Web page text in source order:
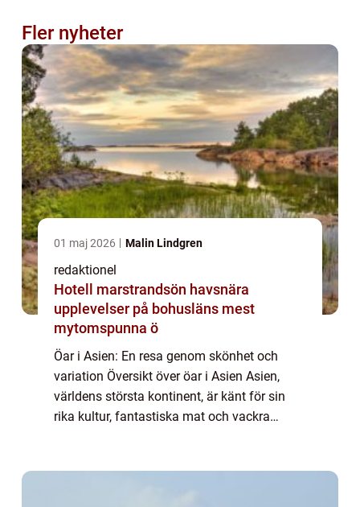
Fler nyheter
01 maj 2026 Malin Lindgren
redaktionel
Hotell marstrandsön havsnära
upplevelser på bohusläns mest
mytomspunna ö
Öar i Asien: En resa genom skönhet och
variation Översikt över öar i Asien Asien,
världens största kontinent, är känt för sin
rika kultur, fantastiska mat och vackra